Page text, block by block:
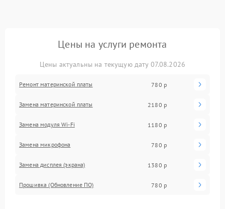
Цены на услуги ремонта
Цены актуальны на текущую дату 07.08.2026
Ремонт материнской платы 780 р
Замена материнской платы 2180 р
Замена модуля Wi-Fi 1180 р
Замена микрофона 780 р
Замена дисплея (экрана) 1380 р
Прошивка (Обновление ПО) 780 р